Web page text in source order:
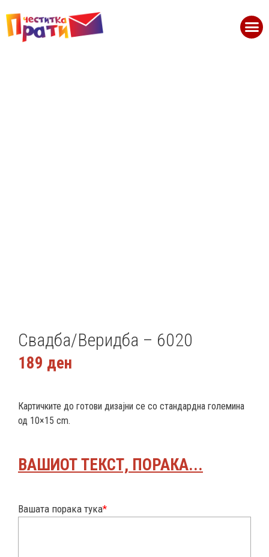
Свадба/Веридба – 6020
189 ден
Картичките до готови дизајни се со стандардна големина
од 10×15 cm.
ВАШИОТ ТЕКСТ, ПОРАКА...
Вашата порака тука*